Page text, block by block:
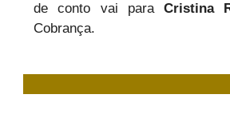
de conto vai paraCristina
Cobrança.